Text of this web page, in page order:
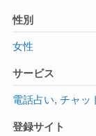
性別
女性
サービス
電話占い, チャッ
登録サイト